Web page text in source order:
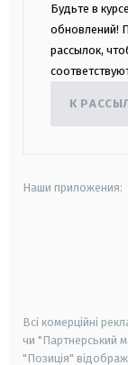
Будьте в
обновлений!
рассылок,
К
Наши приложения:
Всі комерційні
чи "Партнерський
"Позиція"